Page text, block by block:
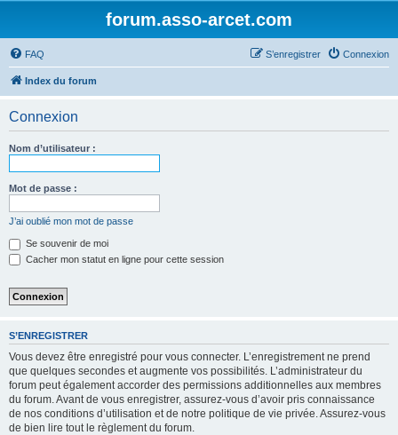
forum.asso-arcet.com
FAQ Connexion
S’enregistrer
Index du forum
Connexion
Nom d’utilisateur :
Mot de passe :
J’ai oublié mon mot de passe
Se souvenir de moi
Cacher mon statut en ligne pour cette session
S’ENREGISTRER
Vous devez être enregistré pour vous connecter. L’enregistrement ne prend
que quelques secondes et augmente vos possibilités. L’administrateur du
forum peut également accorder des permissions additionnelles aux membres
du forum. Avant de vous enregistrer, assurez-vous d’avoir pris connaissance
de nos conditions d’utilisation et de notre politique de vie privée. Assurez-vous
de bien lire tout le règlement du forum.